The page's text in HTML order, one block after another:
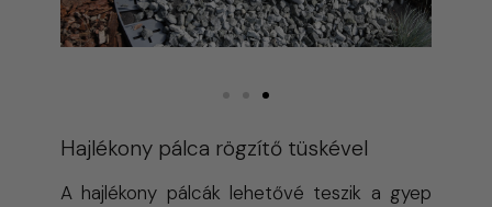
Hajlékony pálca rögzítő tüskével
A hajlékony pálcák lehetővé teszik a gyep